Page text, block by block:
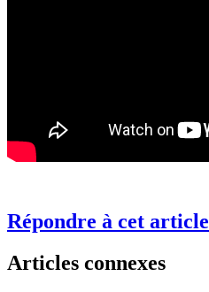
Répondre à cet article
Articles connexes